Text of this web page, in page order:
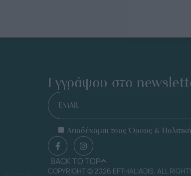
Εγγράψου στο
EMAIL
Αποδέχομαι τους Όρους & Πολιτική
BACK TO TOP
COPYRIGHT © 2026 EFTHALIADIS. ALL